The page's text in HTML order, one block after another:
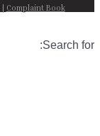
| Complaint Book
Search for: